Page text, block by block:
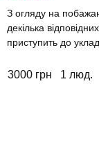
З огляду на
декілька
приступить до
3000 грн 1 люд.